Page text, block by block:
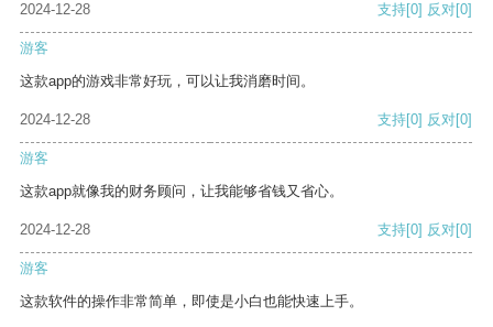
2024-12-28 支持[0] 反对[0]
游客
这款app的游戏非常好玩，可以让我消磨时间。
2024-12-28 支持[0] 反对[0]
游客
这款app就像我的财务顾问，让我能够省钱又省心。
2024-12-28 支持[0] 反对[0]
游客
这款软件的操作非常简单，即使是小白也能快速上手。